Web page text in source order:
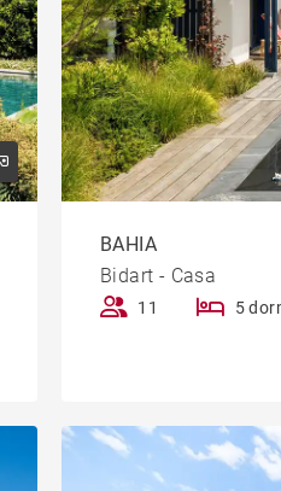
BAHIA
Bidart - Casa
11 5